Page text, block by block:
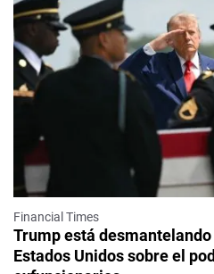
Financial Times
Trump está
Estados Unidos sobre el